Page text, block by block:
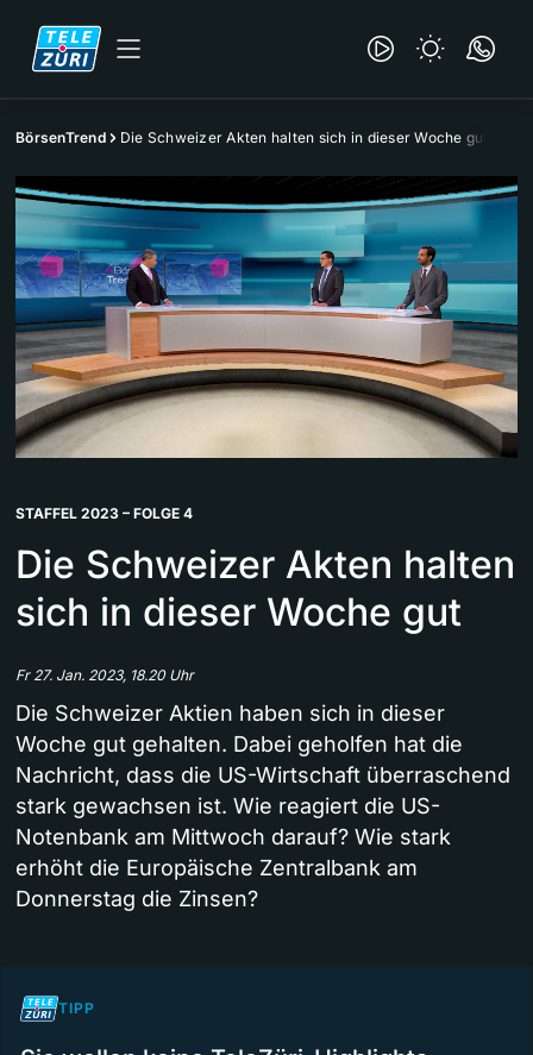
BörsenTrend Die Schweizer Akten halten sich in dieser Woche gut
STAFFEL 2023 – FOLGE 4
Die Schweizer Akten halten
sich in dieser Woche gut
Fr 27. Jan. 2023, 18.20 Uhr
Die Schweizer Aktien haben sich in dieser
Woche gut gehalten. Dabei geholfen hat die
Nachricht, dass die US-Wirtschaft überraschend
stark gewachsen ist. Wie reagiert die US-
Notenbank am Mittwoch darauf? Wie stark
erhöht die Europäische Zentralbank am
Donnerstag die Zinsen?
TIPP